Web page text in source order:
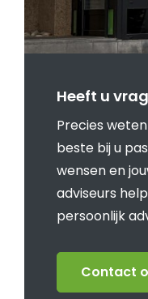
Heeft u
Precies
beste bij u
wensen en
adviseurs
persoonlijk
Contact